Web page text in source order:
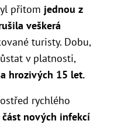
přitom jednou z
veškerá
turisty. Dobu,
v platnosti,
hrozivých 15 let.
rychlého
část nových infekcí